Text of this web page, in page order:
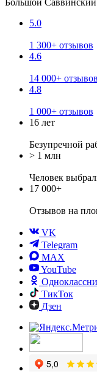
Большой Саввинский
5.0
1 300+ отзывов
4.6
14 000+ отзывов
4.8
1 000+ отзывов
16 лет
Безупречной
> 1 млн
Человек
17 000+
Отзывов на
VK
Telegram
MAX
YouTube
ТикТок
Дзен